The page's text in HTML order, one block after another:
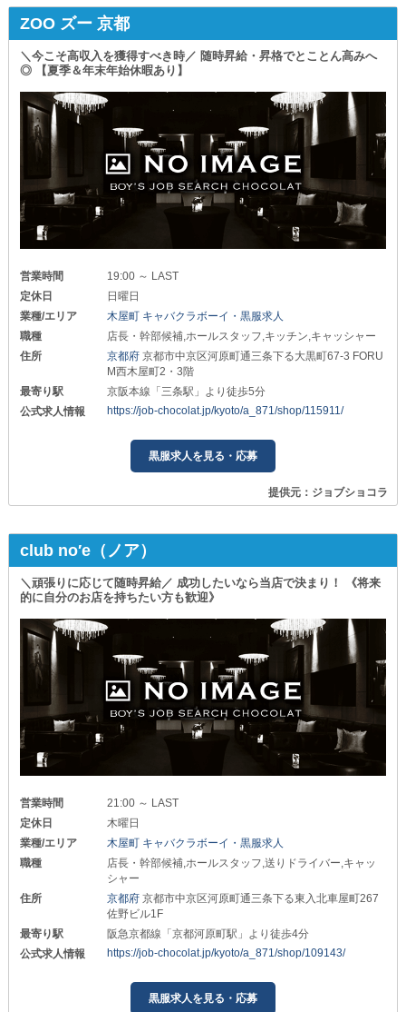
ZOO ズー 京都
＼今こそ高収入を獲得すべき時／ 随時昇給・昇格でとことん高みへ
◎ 【夏季＆年末年始休暇あり】
営業時間
19:00 ～ LAST
定休日
日曜日
業種/エリア
木屋町 キャバクラボーイ・黒服求人
職種
店長・幹部候補,ホールスタッフ,キッチン,キャッシャー
住所
京都府京都市中京区河原町通三条下る大黒町67-3 FORU
M西木屋町2・3階
最寄り駅
京阪本線「三条駅」より徒歩5分
公式求人情報
https://job-chocolat.jp/kyoto/a_871/shop/115911/
黒服求人を見る・応募
提供元：ジョブショコラ
club no′e（ノア）
＼頑張りに応じて随時昇給／ 成功したいなら当店で決まり！ 《将来
的に自分のお店を持ちたい方も歓迎》
営業時間
21:00 ～ LAST
定休日
木曜日
業種/エリア
木屋町 キャバクラボーイ・黒服求人
職種
店長・幹部候補,ホールスタッフ,送りドライバー,キャッ
シャー
住所
京都府京都市中京区河原町通三条下る東入北車屋町267
佐野ビル1F
最寄り駅
阪急京都線「京都河原町駅」より徒歩4分
公式求人情報
https://job-chocolat.jp/kyoto/a_871/shop/109143/
黒服求人を見る・応募